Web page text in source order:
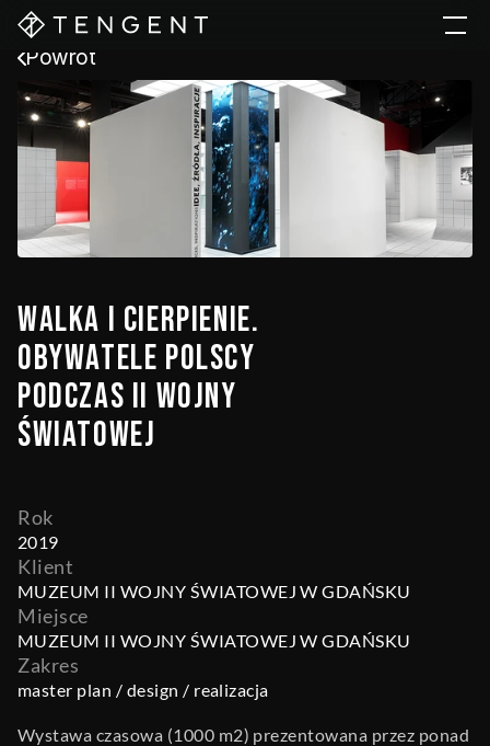
Powrót
Walka I Cierpienie.
Obywatele Polscy
Podczas II Wojny
Światowej
Rok
2019
Klient
MUZEUM II WOJNY ŚWIATOWEJ W GDAŃSKU
Miejsce
MUZEUM II WOJNY ŚWIATOWEJ W GDAŃSKU
Zakres
master plan / design / realizacja
Wystawa czasowa (1000 m2) prezentowana przez ponad